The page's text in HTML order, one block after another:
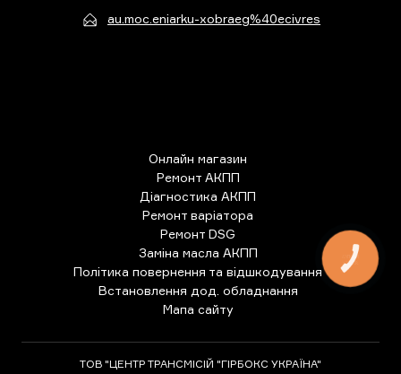
au.moc.eniarku-xobraeg%40ecivres
Онлайн магазин
Ремонт АКПП
Діагностика АКПП
Ремонт варіатора
Ремонт DSG
Заміна масла АКПП
Політика повернення та відшкодування
Встановлення дод. обладнання
Мапа сайту
ТОВ "ЦЕНТР ТРАНСМІСІЙ "ГІРБОКС УКРАЇНА"
КНОПКА
ЗВ'ЯЗКУ